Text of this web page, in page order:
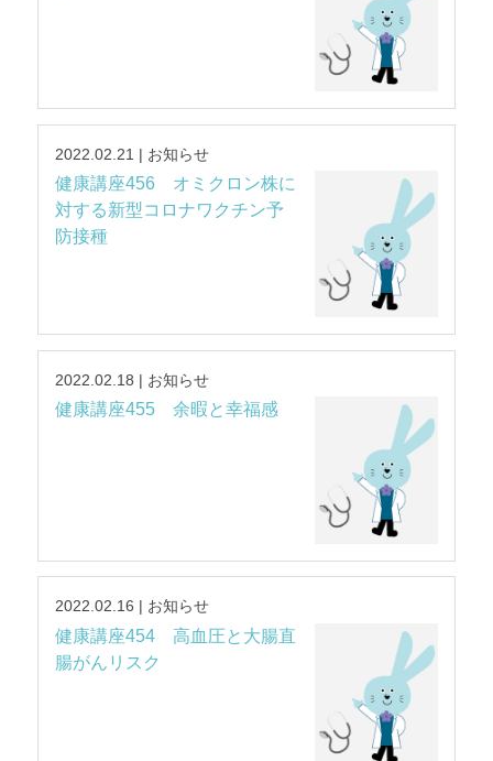
2022.02.21 | お知らせ
健康講座456 オミクロン株に
対する新型コロナワクチン予
防接種
2022.02.18 | お知らせ
健康講座455 余暇と幸福感
2022.02.16 | お知らせ
健康講座454 高血圧と大腸直
腸がんリスク